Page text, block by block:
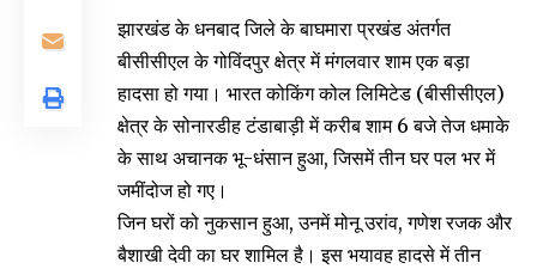
झारखंड के धनबाद जिले के बाघमारा प्रखंड अंतर्गत
बीसीसीएल के गोविंदपुर क्षेत्र में मंगलवार शाम एक बड़ा
हादसा हो गया। भारत कोकिंग कोल लिमिटेड (बीसीसीएल)
क्षेत्र के सोनारडीह टंडाबाड़ी में करीब शाम 6 बजे तेज धमाके
के साथ अचानक भू-धंसान हुआ, जिसमें तीन घर पल भर में
जमींदोज हो गए।
जिन घरों को नुकसान हुआ, उनमें मोनू उरांव, गणेश रजक और
बैशाखी देवी का घर शामिल है। इस भयावह हादसे में तीन